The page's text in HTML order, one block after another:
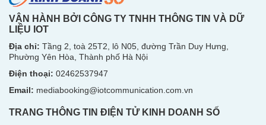
VẬN HÀNH BỞI CÔNG TY TNHH THÔNG TIN VÀ DỮ
LIỆU IOT
Địa chỉ: Tầng 2, toà 25T2, lô N05, đường Trần Duy Hưng,
Phường Yên Hòa, Thành phố Hà Nội
Điện thoại: 02462537947
Email: mediabooking@iotcommunication.com.vn
TRANG THÔNG TIN ĐIỆN TỬ KINH DOANH SỐ